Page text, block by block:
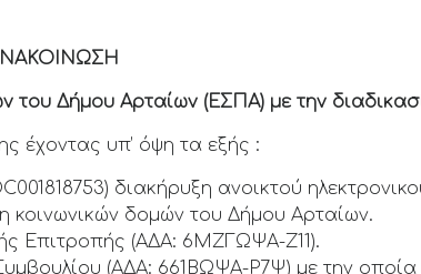
Δήμου Αρταίων (ΕΣΠΑ) με την
έχοντας υπ’ όψη τα εξής :
διακήρυξη ανοικτού
κοινωνικών δομών του Δήμου Αρταίων.
Επιτροπής (ΑΔΑ: 6ΜΖΓΩΨΑ-Ζ11).
(ΑΔΑ: 661ΒΩΨΑ-Ρ7Ψ) με την